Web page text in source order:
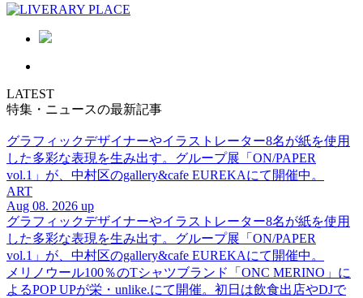
LATEST
特集・ニュースの最新記事
グラフィックデザイナーやイラストレーター8名が紙を使用
した多彩な表現を生み出す。グループ展「ON/PAPER
vol.1」が、中村区のgallery&cafe EUREKAにて開催中。
ART
Aug 08. 2026 up
グラフィックデザイナーやイラストレーター8名が紙を使用
した多彩な表現を生み出す。グループ展「ON/PAPER
vol.1」が、中村区のgallery&cafe EUREKAにて開催中。
メリノウール100％のTシャツブランド「ONC MERINO」に
よるPOP UPが栄・unlike.にて開催。初日は飲食出店やDJで